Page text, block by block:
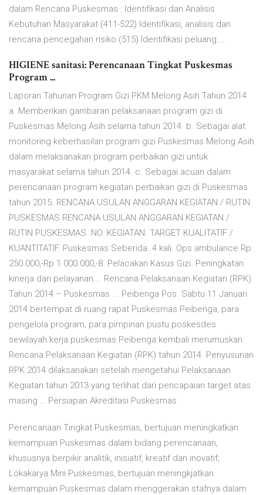
dalam Rencana Puskesmas : Identifikasi dan Analisis
Kebutuhan Masyarakat (411-522) Identifikasi, analisis dan
rencana pencegahan risiko (515) Identifikasi peluang …
HIGIENE sanitasi: Perencanaan Tingkat Puskesmas
Program ...
Laporan Tahunan Program Gizi PKM Melong Asih Tahun 2014
a. Memberikan gambaran pelaksanaan program gizi di
Puskesmas Melong Asih selama tahun 2014. b. Sebagai alat
monitoring keberhasilan program gizi Puskesmas Melong Asih
dalam melaksanakan program perbaikan gizi untuk
masyarakat selama tahun 2014. c. Sebagai acuan dalam
perencanaan program kegiatan perbaikan gizi di Puskesmas
tahun 2015. RENCANA USULAN ANGGARAN KEGIATAN / RUTIN
PUSKESMAS RENCANA USULAN ANGGARAN KEGIATAN /
RUTIN PUSKESMAS. NO. KEGIATAN. TARGET KUALITATIF /
KUANTITATIF. Puskesmas Seberida. 4 kali. Ops ambulance Rp
250.000,-Rp 1.000.000,-8. Pelacakan Kasus Gizi. Peningkatan
kinerja dan pelayanan … Rencana Pelaksanaan Kegiatan (RPK)
Tahun 2014 – Puskesmas ... Peibenga Pos. Sabtu 11 Januari
2014 bertempat di ruang rapat Puskesmas Peibenga, para
pengelola program, para pimpinan pustu poskesdes
sewilayah kerja puskesmas Peibenga kembali merumuskan
Rencana Pelaksanaan Kegiatan (RPK) tahun 2014. Penyusunan
RPK 2014 dilaksanakan setelah mengetahui Pelaksanaan
Kegiatan tahun 2013 yang terlihat dari pencapaian target atas
masing … Persiapan Akreditasi Puskesmas
Perencanaan Tingkat Puskesmas, bertujuan meningkatkan
kemampuan Puskesmas dalam bidang perencanaan,
khususnya berpikir analitik, inisiatif, kreatif dan inovatif;
Lokakarya Mini Puskesmas, bertujuan meningkjatkan
kemampuan Puskesmas dalam menggerakan stafnya dalam